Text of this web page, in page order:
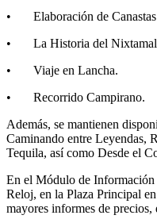
• Elaboración de Canastas
• La Historia del
• Viaje en Lancha.
• Recorrido Campirano.
Además, se mantienen
Caminando entre Leyendas,
Tequila, así como Desde el
En el Módulo de
Reloj, en la Plaza Principal
mayores informes de